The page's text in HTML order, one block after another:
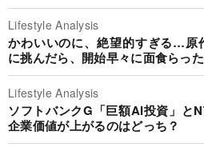
Lifestyle Analysis
かわいいのに、絶望的すぎる…原
に挑んだら、開始早々に面食らっ
Lifestyle Analysis
ソフトバンクG「巨額AI投資」と
企業価値が上がるのはどっち？